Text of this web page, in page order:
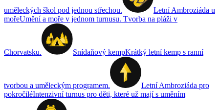
uměleckých škol pod jednou střechou.
Letní Ambroziáda u
mořeUmění a moře v jednom turnusu. Tvorba na pláži v
Chorvatsku. Snídaňový kempKrátký letní kemp s ranní
tvorbou a uměleckým programem.
Letní Ambroziáda pro
pokročiléIntenzivní turnus pro děti, které už mají s uměním